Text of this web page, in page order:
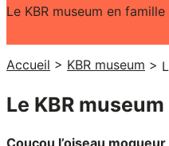
Le KBR museum en famille
Accueil > KBR museum >
Le KBR